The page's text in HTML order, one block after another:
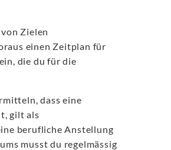
Zielen
einen Zeitplan für
die du für die
dass eine
gilt als
berufliche Anstellung
musst du regelmässig